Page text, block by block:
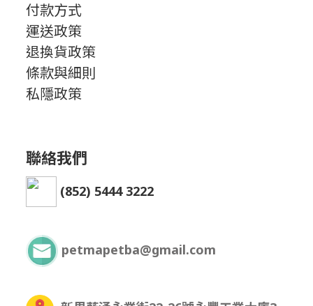
付款方式
運送政策
退換貨政策
條款與細則
私隱政策
聯絡我們
(852) 5444 3222
petmapetba@gmail.com